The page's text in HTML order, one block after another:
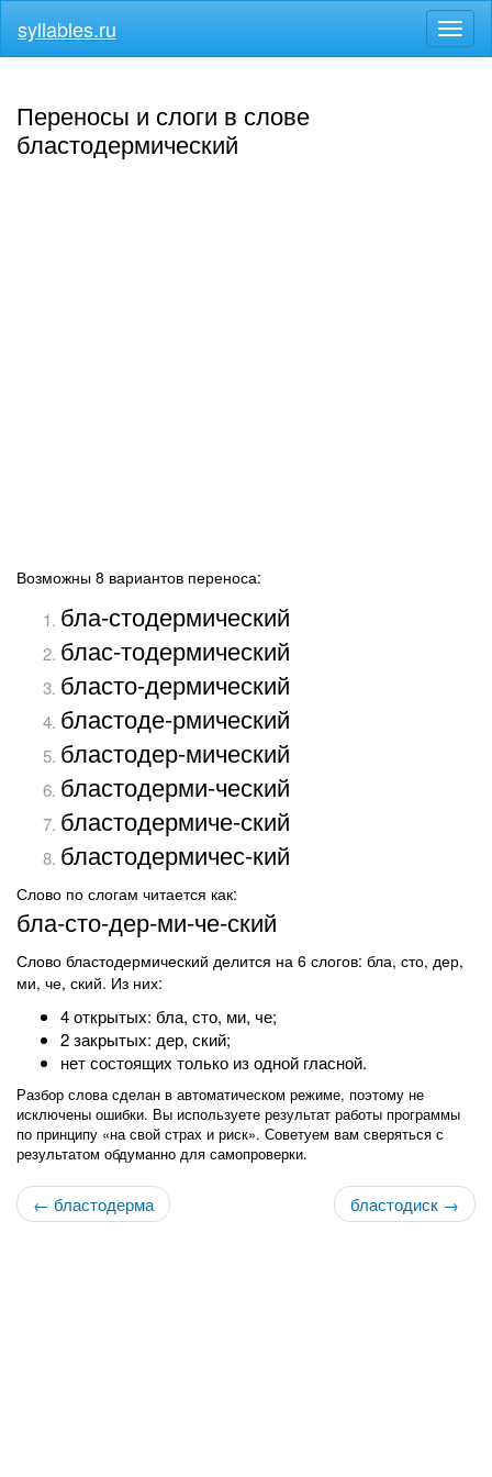
меню
syllables.ru
Переносы и слоги в слове
бластодермический
Возможны 8 вариантов переноса:
бла-стодермический
блас-тодермический
бласто-дермический
бластоде-рмический
бластодер-мический
бластодерми-ческий
бластодермиче-ский
бластодермичес-кий
Слово по слогам читается как:
бла-сто-дер-ми-че-ский
Слово бластодермический делится на 6 слогов: бла, сто, дер,
ми, че, ский. Из них:
4 открытых: бла, сто, ми, че;
2 закрытых: дер, ский;
нет состоящих только из одной гласной.
Разбор слова сделан в автоматическом режиме, поэтому не
исключены ошибки. Вы используете результат работы программы
по принципу «на свой страх и риск». Советуем вам сверяться с
результатом обдуманно для самопроверки.
← бластодерма бластодиск →